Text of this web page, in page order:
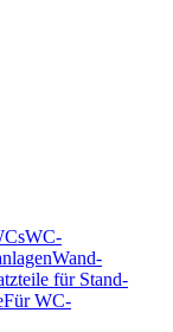
WC-
Wand-
für Stand-
Für WC-